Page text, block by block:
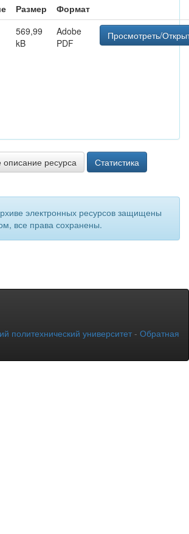
Размер
Формат
569,99
kB
Adobe
PDF
Просмотреть/
описание ресурса Статистика
электронных ресурсов защищены
все права сохранены.
политехнический университет - Обратная